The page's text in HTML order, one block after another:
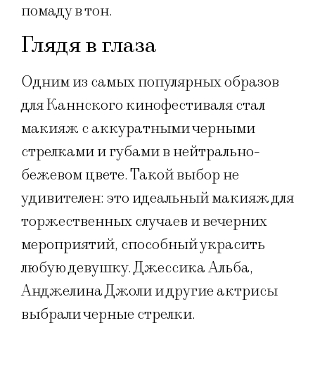
помаду в тон.
Глядя в глаза
Одним из самых популярных образов
для Каннского кинофестиваля стал
макияж с аккуратными черными
стрелками и губами в нейтрально-
бежевом цвете. Такой выбор не
удивителен: это идеальный макияж для
торжественных случаев и вечерних
мероприятий, способный украсить
любую девушку. Джессика Альба,
Анджелина Джоли и другие актрисы
выбрали черные стрелки.